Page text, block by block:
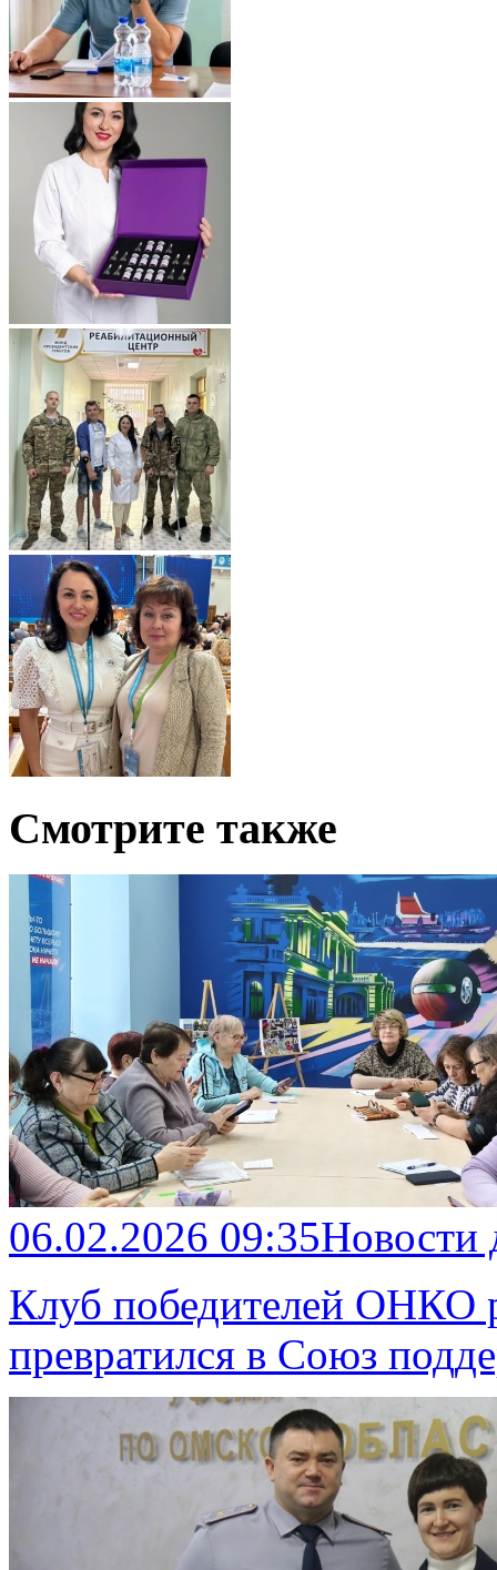
Смотрите также
06.02.2026 09:35
Клуб победителей ОНКО
превратился в Союз